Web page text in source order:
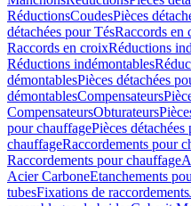
RéductionsCoudesPièces
détachées pour TésRaccords en
Raccords en croixRéductions
Réductions indémontables
démontablesPièces détachées
démontablesCompensateurs
CompensateursObturateurs
pour chauffagePièces
chauffageRaccordements pour
Raccordements pour chauffage
Acier CarboneEtanchements
tubesFixations de raccordements